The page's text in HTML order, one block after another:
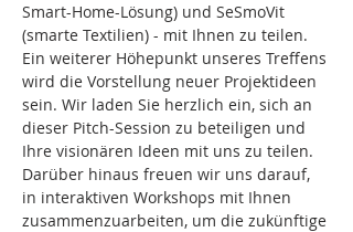
Smart-Home-Lösung) und SeSmoVit
(smarte Textilien) - mit Ihnen zu teilen.
Ein weiterer Höhepunkt unseres Treffens
wird die Vorstellung neuer Projektideen
sein. Wir laden Sie herzlich ein, sich an
dieser Pitch-Session zu beteiligen und
Ihre visionären Ideen mit uns zu teilen.
Darüber hinaus freuen wir uns darauf,
in interaktiven Workshops mit Ihnen
zusammenzuarbeiten, um die zukünftige